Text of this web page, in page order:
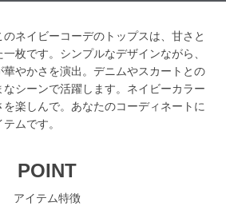
ネイビーコーデのトップスは、甘さと
枚です。シンプルなデザインながら、
やかさを演出。デニムやスカートとの
シーンで活躍します。ネイビーカラー
楽しんで。あなたのコーディネートに
ムです。
POINT
アイテム特徴